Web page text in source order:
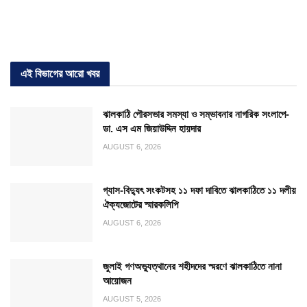
এই বিভাগের আরো খবর
ঝালকাঠি পৌরসভার সমস্যা ও সম্ভাবনার নাগরিক সংলাপে-
ডা. এস এম জিয়াউদ্দিন হায়দার
AUGUST 6, 2026
গ্যাস-বিদ্যুৎ সংকটসহ ১১ দফা দাবিতে ঝালকাঠিতে ১১ দলীয়
ঐক্যজোটের স্মারকলিপি
AUGUST 6, 2026
জুলাই গণঅভ্যুত্থানের শহীদদের স্মরণে ঝালকাঠিতে নানা
আয়োজন
AUGUST 5, 2026